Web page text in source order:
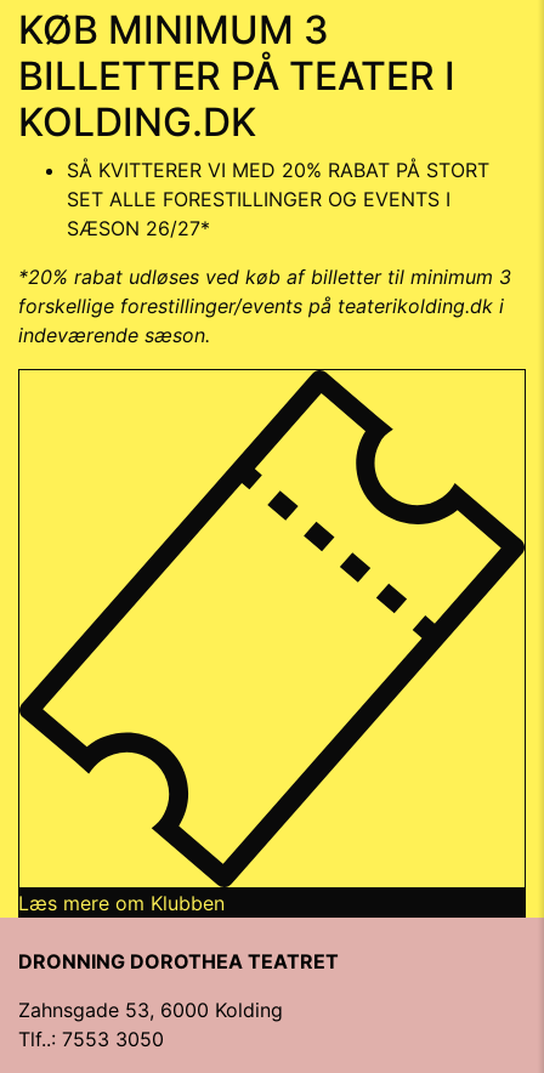
KØB MINIMUM 3
BILLETTER PÅ TEATER I
KOLDING.DK
SÅ KVITTERER VI MED 20% RABAT PÅ STORT
SET ALLE FORESTILLINGER OG EVENTS I
SÆSON 26/27*
*20% rabat udløses ved køb af billetter til minimum 3
forskellige forestillinger/events på teaterikolding.dk i
indeværende sæson.
Læs mere om Klubben
DRONNING DOROTHEA TEATRET
Zahnsgade 53, 6000 Kolding
Tlf..: 7553 3050